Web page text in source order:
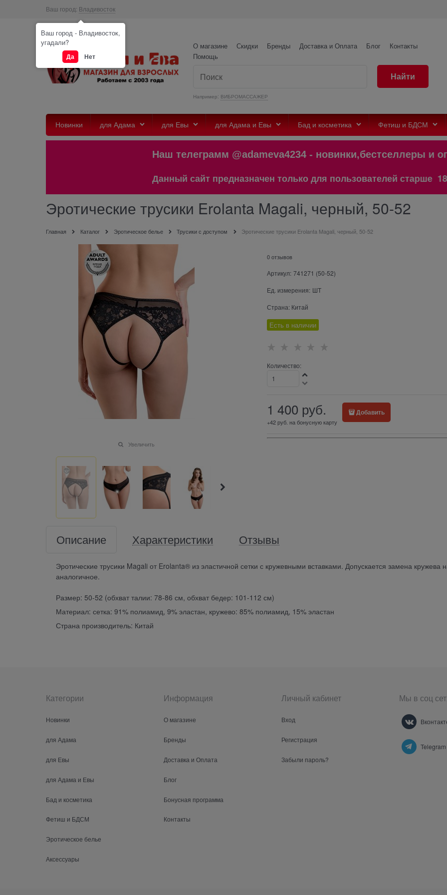
Ваш город: Владивосток
О магазине Скидки Бренды Доставка и Оплата Блог
Контакты
Помощь
Например: ВИБРОМАССАЖЕР
Найти
Новинки для Адама для Евы для Адама и Евы Бад и косметика Фетиш и БДСМ
Наш телеграмм @adameva4234 -
Данный сайт предназначен только для пользователей старше 18 лет!
Эротические трусики Erolanta Magali, черный, 50-52
Главная Каталог Эротическое белье Трусики с доступом Эротические трусики Erolanta Magali, черный, 50-52
Увеличить
0 отзывов
Артикул: 741271 (50-52)
Ед. измерения: ШТ
Страна: Китай
Есть в наличии
Количество:
1 400 руб.
+42 руб. на бонусную карту
Добавить
Описание Характеристики Отзывы
Эротические трусики Magali от Erolanta® из эластичной сетки с кружевными вставками. Допускается замена кружева
аналогичное.
Размер: 50-52 (обхват талии: 78-86 см, обхват бедер: 101-112 см)
Материал: сетка: 91% полиамид, 9% эластан, кружево: 85% полиамид, 15% эластан
Страна производитель: Китай
Категории
Новинки
для Адама
для Евы
для Адама и Евы
Бад и косметика
Фетиш и БДСМ
Эротическое белье
Аксессуары
Информация
О магазине
Бренды
Доставка и Оплата
Блог
Бонусная программа
Контакты
Личный кабинет
Вход
Регистрация
Забыли пароль?
Мы в соц
Telegram
Ваш город - Владивосток,
угадали?
Да Нет